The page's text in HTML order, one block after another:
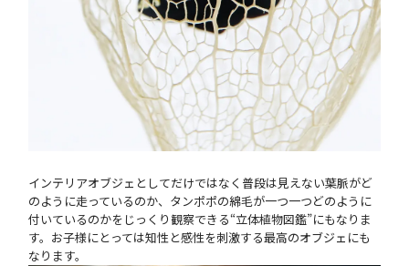
インテリアオブジェとしてだけではなく普段は見えない葉脈がど
のように走っているのか、タンポポの綿毛が一つ一つどのように
付いているのかをじっくり観察できる“立体植物図鑑”にもなりま
す。お子様にとっては知性と感性を刺激する最高のオブジェにも
なります。